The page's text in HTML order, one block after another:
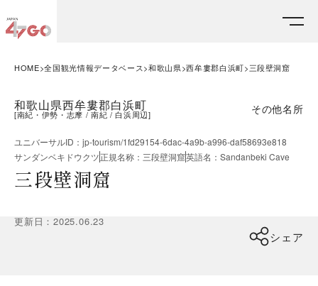
HOME 全国観光情報データベース 和歌山県 西牟婁郡白浜町 三段壁洞窟
和歌山県西牟婁郡白浜町
[南紀・伊勢・志摩 南紀 白浜周辺] その他名所
ユニバーサルID ： jp-tourism/1fd29154-6dac-4a9b-a996-daf58693e818
サンダンベキドウクツ正規名称 ： 三段壁洞窟英語名 ： Sandanbeki Cave
三段壁洞窟
更新日 ：2025.06.23
シェア